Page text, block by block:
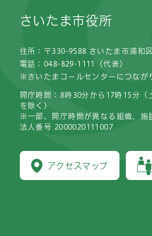
さいたま市役所
住所：〒330-9588 さいたま市浦和
電話：048-829-1111（代表）
※さいたまコールセンターにつなが
アクセスマップ
開庁時間：8時30分から17時15分
を除く）
※一部、開庁時間が異なる組織、施
法人番号 2000020111007